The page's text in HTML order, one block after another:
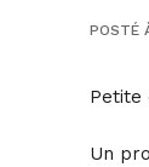
POSTÉ
Petite
Un